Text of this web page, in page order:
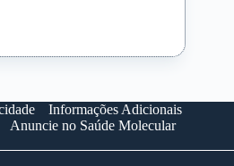
Informações Adicionais
Anuncie no Saúde Molecular